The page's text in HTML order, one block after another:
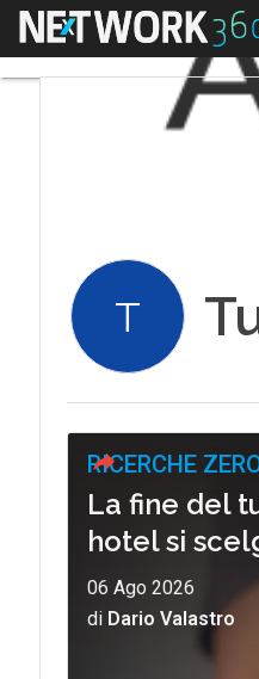
Menu
T
RICERCHE
La fine del
hotel si
06 Ago 2026
di Dario Valastro